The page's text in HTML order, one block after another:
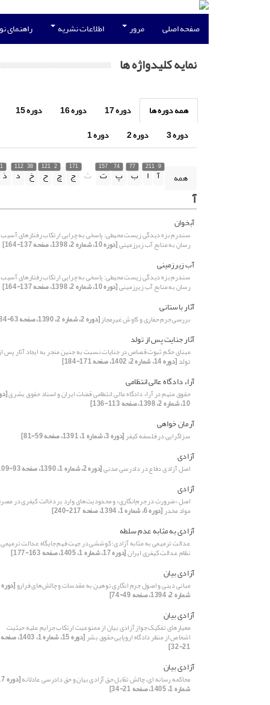
صفحه اصلی مرور اطلاعات نشریه راهنمای
نمایه کلیدواژه ها
همه دوره ها دوره 17 دوره 16 دوره 15
دوره 3
دوره 2 دوره 1
همه
39
آ
211
ا
77
ب
74
پ
157
ت ث
171
ج
2
چ
121
ح
38
خ
112
د
1
ذ
آ
آبخوان
سندرم بزه دیدگی زیست محیطی: پاسخی به چرایی ارتکاب رفتارهای آسیب
رسان به منابع آب زیرزمینی[دوره 10، شماره 2، 1398، صفحه 137-164]
آب‌ زیرزمینی
سندرم بزه دیدگی زیست محیطی: پاسخی به چرایی ارتکاب رفتارهای آسیب
رسان به منابع آب زیرزمینی[دوره 10، شماره 2، 1398، صفحه 137-164]
آثار باستانی
بررسی جرم حفاری و کاوش غیرمجاز[دوره 2، شماره 2، 1390، صفحه 63-84]
آثار جنایت پس از تولد
مبنای حکم ثبوت قصاص در جنایات نسبت به جنین منجر به ایجاد آثار پس
تولد[دوره 14، شماره 2، 1402، صفحه 171-184]
آراء دادگاه عالی انتظامی
حقوق متهم در آراء دادگاه عالی انتطامی قضات ایران و اسناد حقوق بشری
10، شماره 2، 1398، صفحه 113-136]
آرمان خواهی
سزاگرایی در فلسفه کیفر[دوره 3، شماره 1، 1391، صفحه 59-81]
آزادی
اصل آزادی دفاع در دادرسی مدنی[دوره 2، شماره 1، 1390، صفحه 93-109]
آزادی
اصلِ «ضرورتِ در جرم‌انگاری» و محدودیت‌های وارد بر دخالت کیفری در
مواد مخدر[دوره 6، شماره 1، 1394، صفحه 217-240]
آزادی به مثابه عدم سلطه
عدالت ترمیمی به مثابه آزادی؛ کوششی در جهت فهم جایگاه عدالت
نظام عدالت کیفری ایران[دوره 17، شماره 1، 1405، صفحه 163-177]
آزادی بیان
مبانی دینی و اصول جرم انگاری توهین به مقدسات و چالش‌های فرارو
شماره 2، 1394، صفحه 49-74]
آزادی بیان
معیارهای تفکیک جواز آزادی بیان از ممنوعیت ارتکاب جرایم علیه حیثیت
اشخاص از منظر دادگاه اروپایی حقوق بشر [دوره 15، شماره 1، 1403، صفحه
21-32]
آزادی بیان
محاکمه رسانه ای، چالش تقابل حق آزادی بیان و حق دادرسی عادلانه
شماره 1، 1405، صفحه 21-34]